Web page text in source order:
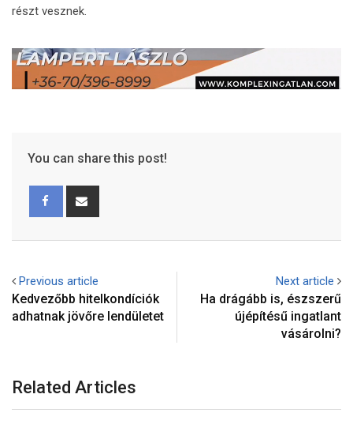
részt vesznek.
You can share this post!
Previous article
Kedvezőbb hitelkondíciók
adhatnak jövőre lendületet
Next article
Ha drágább is, észszerű
újépítésű ingatlant
vásárolni?
Related Articles